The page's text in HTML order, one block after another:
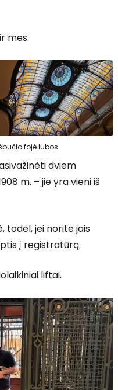
mes.
fojė lubos
dviem
m. – jie yra vieni iš
todėl, jei norite jais
į registratūrą.
liftai.